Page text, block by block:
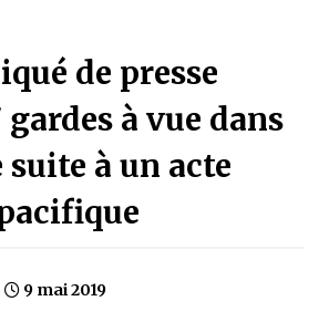
de presse
gardes à vue dans
à un acte
9 mai 2019